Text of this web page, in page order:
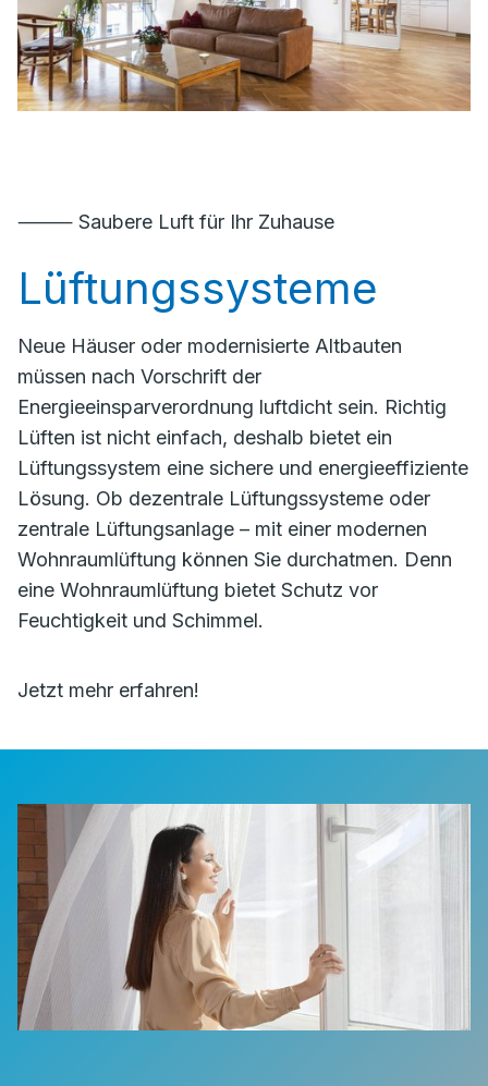
⸻ Saubere Luft für Ihr Zuhause
Lüftungssysteme
Neue Häuser oder modernisierte Altbauten
müssen nach Vorschrift der
Energieeinsparverordnung luftdicht sein. Richtig
Lüften ist nicht einfach, deshalb bietet ein
Lüftungssystem eine sichere und energieeffiziente
Lösung. Ob dezentrale Lüftungssysteme oder
zentrale Lüftungsanlage – mit einer modernen
Wohnraumlüftung können Sie durchatmen. Denn
eine Wohnraumlüftung bietet Schutz vor
Feuchtigkeit und Schimmel.
Jetzt mehr erfahren!